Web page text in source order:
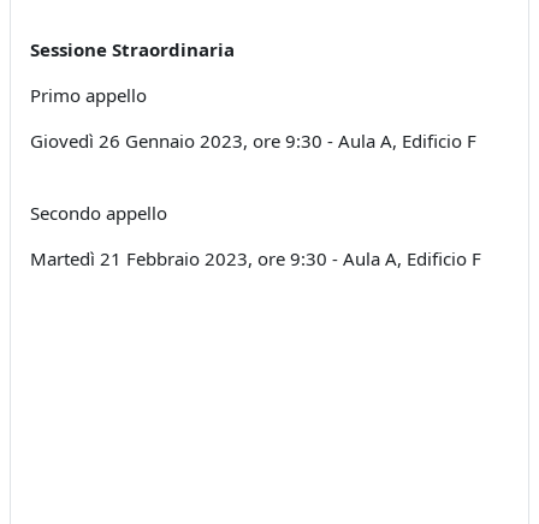
Sessione Straordinaria
Primo appello
Giovedì 26 Gennaio 2023, ore 9:30 - Aula A, Edificio F
Secondo appello
Martedì 21 Febbraio 2023, ore 9:30 - Aula A, Edificio F